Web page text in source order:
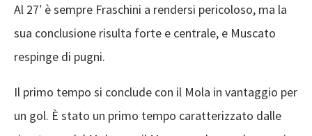
Al 27′ è sempre Fraschini a rendersi pericoloso, ma la
sua conclusione risulta forte e centrale, e Muscato
respinge di pugni.
Il primo tempo si conclude con il Mola in vantaggio per
un gol. È stato un primo tempo caratterizzato dalle